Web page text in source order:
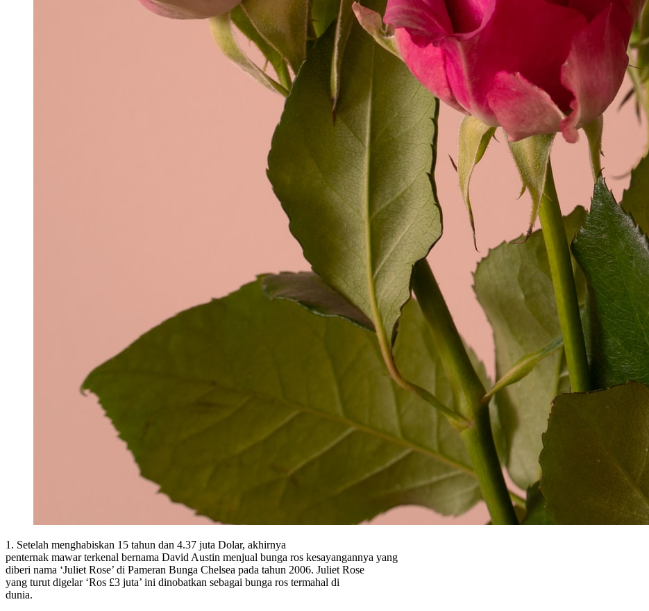
1. Setelah menghabiskan 15 tahun dan 4.37 juta Dolar, akhirnya
penternak mawar terkenal bernama David Austin menjual bunga ros kesayangannya yang
diberi nama ‘Juliet Rose’ di Pameran Bunga Chelsea pada tahun 2006. Juliet Rose
yang turut digelar ‘Ros £3 juta’ ini dinobatkan sebagai bunga ros termahal di
dunia.